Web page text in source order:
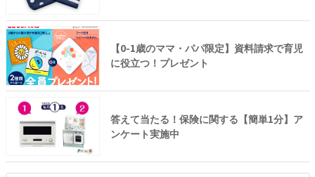
【0-1歳のママ・パパ限定】資料請求で育児
に役立つ！プレゼント
答えて当たる！保険に関する【簡単1分】ア
ンケート実施中